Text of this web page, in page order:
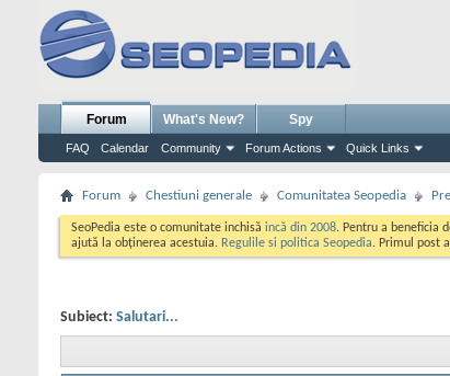
Forum
FAQ Calendar Community Forum Actions Quick Links
What's New? Spy
Forum Chestiuni generale Comunitatea Seopedia
SeoPedia este o comunitate inchisă incă din 2008. Pentru a beneficia
ajută la obținerea acestuia. Regulile si politica Seopedia. Primul post
Subiect: Salutari...